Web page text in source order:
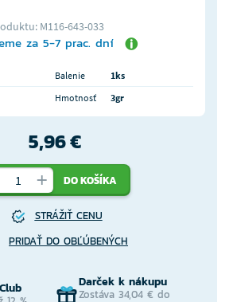
M116-643-033
za 5-7 prac. dní
Balenie
1ks
Hmotnosť 3gr
5,96 €
DO KOŠÍKA
STRÁŽIŤ CENU
PRIDAŤ DO OBĽÚBENÝCH
Darček k nákupu
Zostáva 34,04 € do